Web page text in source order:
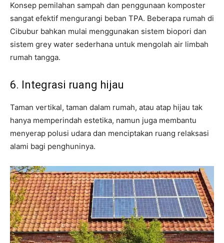
Konsep pemilahan sampah dan penggunaan komposter
sangat efektif mengurangi beban TPA. Beberapa rumah di
Cibubur bahkan mulai menggunakan sistem biopori dan
sistem grey water sederhana untuk mengolah air limbah
rumah tangga.
6. Integrasi ruang hijau
Taman vertikal, taman dalam rumah, atau atap hijau tak
hanya memperindah estetika, namun juga membantu
menyerap polusi udara dan menciptakan ruang relaksasi
alami bagi penghuninya.